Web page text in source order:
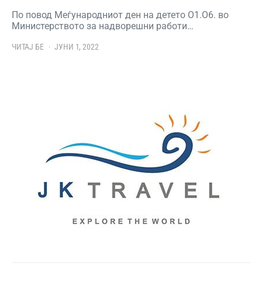
По повод Меѓународниот ден на детето О1.О6. во
Министерството за надворешни работи…
ЧИТАЈ БЕ ЈУНИ 1, 2022